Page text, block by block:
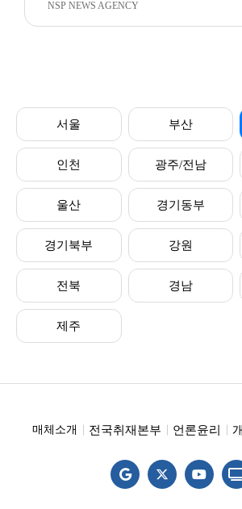
NSP NEWS AGENCY
서울 부산
인천 광주/전남
울산 경기동부
경기북부 강원
전북 경남
제주
매체소개 전국취재본부 언론윤리